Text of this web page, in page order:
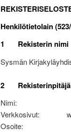
Henkilötietolain
1 Rekisterin nimi
Sysmän
2 Rekisterinpitäjä
Nimi:
Verkkosivut:
Osoite: